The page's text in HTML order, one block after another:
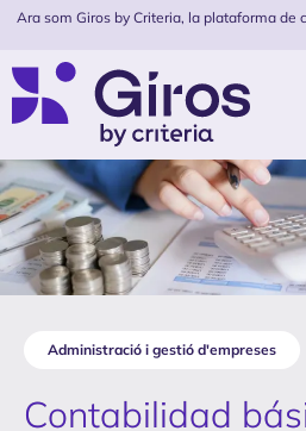
Ara som Giros by Criteria, la plataforma de
Administració i gestió d'empreses
Contabilidad